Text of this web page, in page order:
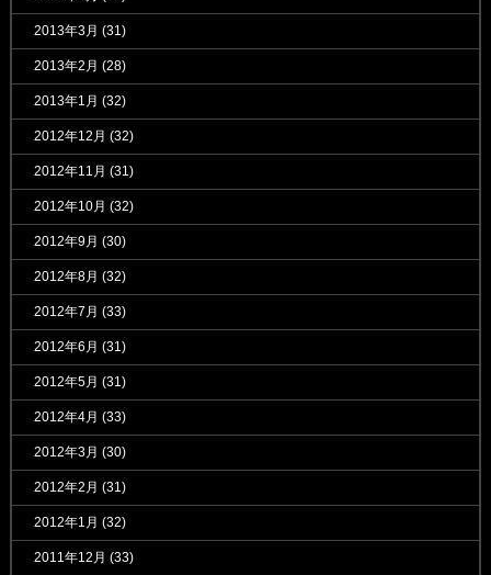
2013年3月 (31)
2013年2月 (28)
2013年1月 (32)
2012年12月 (32)
2012年11月 (31)
2012年10月 (32)
2012年9月 (30)
2012年8月 (32)
2012年7月 (33)
2012年6月 (31)
2012年5月 (31)
2012年4月 (33)
2012年3月 (30)
2012年2月 (31)
2012年1月 (32)
2011年12月 (33)